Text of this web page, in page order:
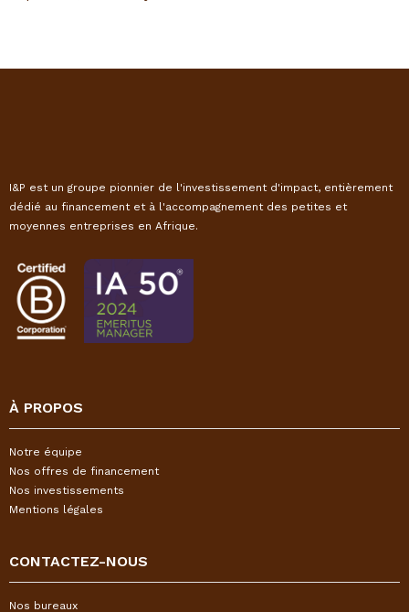
I&P est un groupe pionnier de l'investissement d'impact, entièrement
dédié au financement et à l'accompagnement des petites et
moyennes entreprises en Afrique.
À PROPOS
Notre équipe
Nos offres de financement
Nos investissements
Mentions légales
CONTACTEZ-NOUS
Nos bureaux